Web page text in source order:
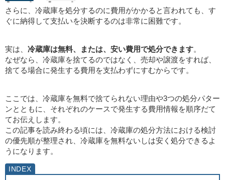
さらに、冷蔵庫を処分するのに費用がかかると言われても、す
ぐに納得して支払いを決断するのは非常に困難です。
実は、 冷蔵庫は無料、または、安い費用で処分できます。
なぜなら、冷蔵庫を捨てるのではなく、売却や譲渡をすれば、
捨てる場合に発生する費用を支払わずにすむからです。
ここでは、冷蔵庫を無料で捨てられない理由や3つの処分パター
ンとともに、それぞれのケースで発生する費用情報を順序だて
てお伝えします。
この記事を読み終わる頃には、冷蔵庫の処分方法における検討
の優先順が整理され、冷蔵庫を無料ないしは安く処分できるよ
うになります。